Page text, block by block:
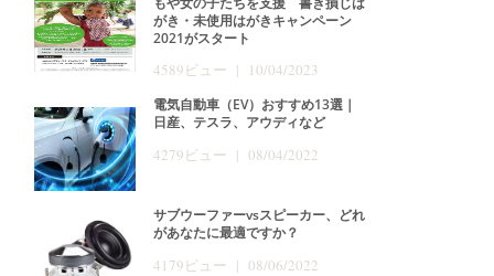
がき・未使用はがきキャンペーン
2021がスタート
4589ビュー | 10/04/2023
電気自動車（EV）おすすめ13選｜
日産、テスラ、アウディなど
4279ビュー | 08/04/2022
サブウーファーvsスピーカー、どれ
があなたに最適ですか？
4179ビュー | 08/06/2022